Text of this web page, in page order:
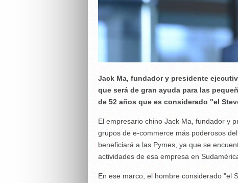
Jack Ma, fundador y presidente
que será de gran ayuda para las
de 52 años que es considerado "el
El empresario chino Jack Ma, fundador y
grupos de e-commerce más poderosos
beneficiará a las Pymes, ya que se
actividades de esa empresa en
En ese marco, el hombre considerado "el